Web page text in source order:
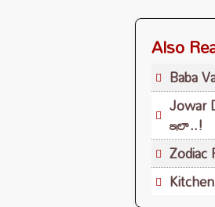
Also
Baba
Jowar
ఇలా..!
Zodiac